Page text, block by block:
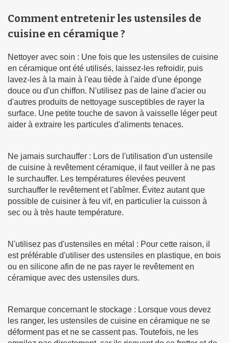
Comment entretenir les ustensiles de
cuisine en céramique ?
Nettoyer avec soin : Une fois que les ustensiles de cuisine
en céramique ont été utilisés, laissez-les refroidir, puis
lavez-les à la main à l'eau tiède à l'aide d'une éponge
douce ou d'un chiffon. N'utilisez pas de laine d'acier ou
d'autres produits de nettoyage susceptibles de rayer la
surface. Une petite touche de savon à vaisselle léger peut
aider à extraire les particules d'aliments tenaces.
Ne jamais surchauffer : Lors de l'utilisation d'un ustensile
de cuisine à revêtement céramique, il faut veiller à ne pas
le surchauffer. Les températures élevées peuvent
surchauffer le revêtement et l'abîmer. Évitez autant que
possible de cuisiner à feu vif, en particulier la cuisson à
sec ou à très haute température.
N'utilisez pas d'ustensiles en métal : Pour cette raison, il
est préférable d'utiliser des ustensiles en plastique, en bois
ou en silicone afin de ne pas rayer le revêtement en
céramique avec des ustensiles durs.
Remarque concernant le stockage : Lorsque vous devez
les ranger, les ustensiles de cuisine en céramique ne se
déforment pas et ne se cassent pas. Toutefois, ne les